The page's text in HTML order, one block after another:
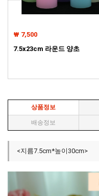
₩ 1,500
필라 데코레이션 8용
상품정보
배송정보
<지름7.5cm*높이30cm>